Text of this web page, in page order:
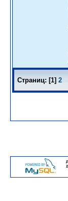
Страниц: [1] 2